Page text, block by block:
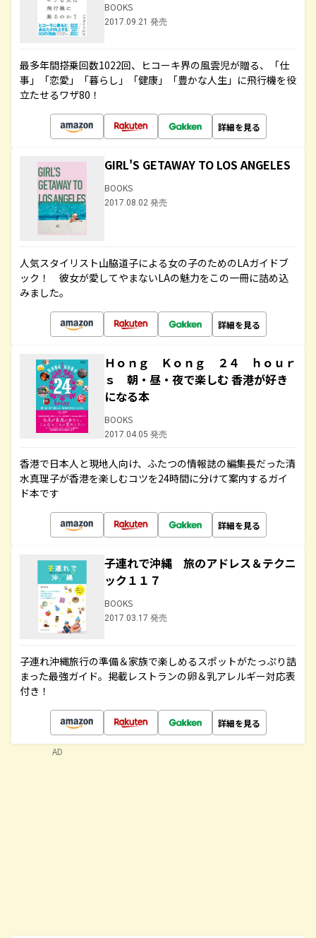
BOOKS
2017.09.21 発売
最多年間搭乗回数1022回、ヒコーキ界の風雲児が贈る、「仕
事」「恋愛」「暮らし」「健康」「豊かな人生」に飛行機を役
立たせるワザ80！
詳細を見る
GIRL'S GETAWAY TO LOS ANGELES
BOOKS
2017.08.02 発売
人気スタイリスト山脇道子による女の子のためのLAガイドブ
ック！ 彼女が愛してやまないLAの魅力をこの一冊に詰め込
みました。
詳細を見る
Ｈｏｎｇ Ｋｏｎｇ ２４ ｈｏｕｒ
ｓ 朝・昼・夜で楽しむ 香港が好き
になる本
BOOKS
2017.04.05 発売
香港で日本人と現地人向け、ふたつの情報誌の編集長だった清
水真理子が香港を楽しむコツを24時間に分けて案内するガイ
ド本です
詳細を見る
子連れで沖縄 旅のアドレス＆テクニ
ック１１７
BOOKS
2017.03.17 発売
子連れ沖縄旅行の準備＆家族で楽しめるスポットがたっぷり詰
まった最強ガイド。掲載レストランの卵＆乳アレルギー対応表
付き！
詳細を見る
AD